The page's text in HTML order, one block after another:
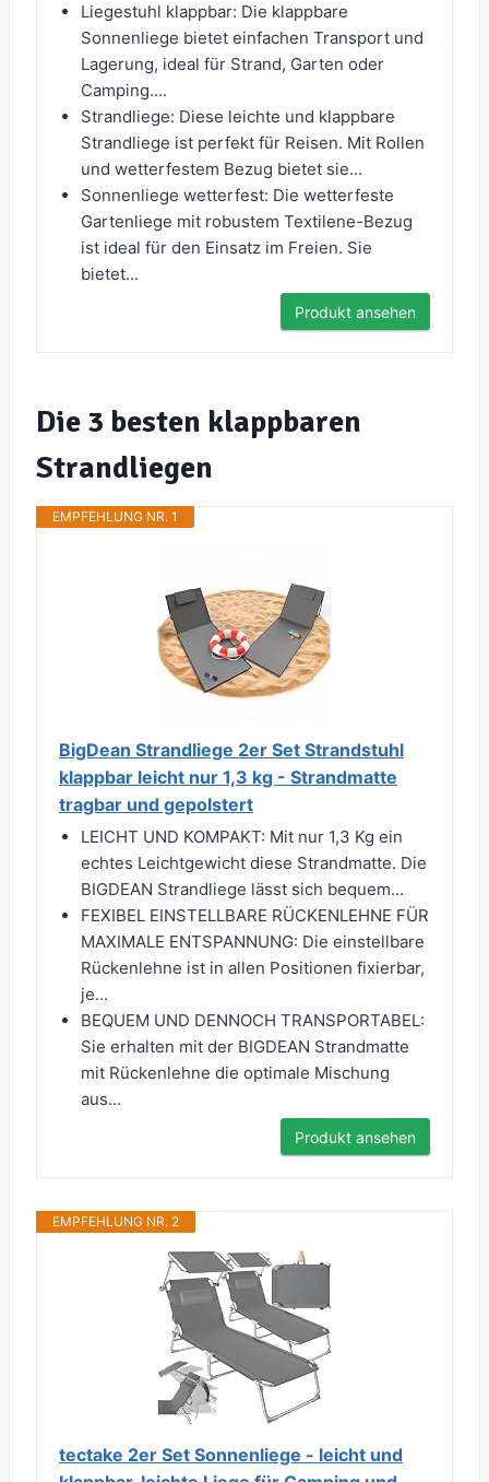
Liegestuhl klappbar: Die klappbare
Sonnenliege bietet einfachen Transport und
Lagerung, ideal für Strand, Garten oder
Camping....
Strandliege: Diese leichte und klappbare
Strandliege ist perfekt für Reisen. Mit Rollen
und wetterfestem Bezug bietet sie...
Sonnenliege wetterfest: Die wetterfeste
Gartenliege mit robustem Textilene-Bezug
ist ideal für den Einsatz im Freien. Sie
bietet...
Produkt ansehen
Die 3 besten klappbaren
Strandliegen
EMPFEHLUNG NR. 1
BigDean Strandliege 2er Set Strandstuhl
klappbar leicht nur 1,3 kg - Strandmatte
tragbar und gepolstert
LEICHT UND KOMPAKT: Mit nur 1,3 Kg ein
echtes Leichtgewicht diese Strandmatte. Die
BIGDEAN Strandliege lässt sich bequem...
FEXIBEL EINSTELLBARE RÜCKENLEHNE FÜR
MAXIMALE ENTSPANNUNG: Die einstellbare
Rückenlehne ist in allen Positionen fixierbar,
je...
BEQUEM UND DENNOCH TRANSPORTABEL:
Sie erhalten mit der BIGDEAN Strandmatte
mit Rückenlehne die optimale Mischung
aus...
Produkt ansehen
EMPFEHLUNG NR. 2
tectake 2er Set Sonnenliege - leicht und